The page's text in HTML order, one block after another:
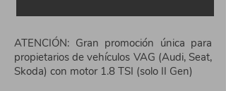
ATENCIÓN: Gran promoción única para
propietarios de vehículos VAG (Audi, Seat,
Skoda) con motor 1.8 TSI (solo II Gen)